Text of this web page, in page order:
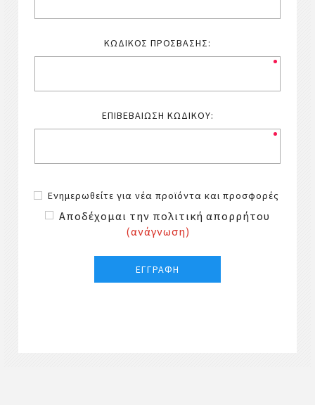
ΚΩΔΙΚΌΣ ΠΡΌΣΒΑΣΗΣ:
ΕΠΙΒΕΒΑΊΩΣΗ ΚΩΔΙΚΟΎ:
Ενημερωθείτε για νέα προϊόντα και προσφορές
Αποδέχομαι την πολιτική απορρήτου
(ανάγνωση)